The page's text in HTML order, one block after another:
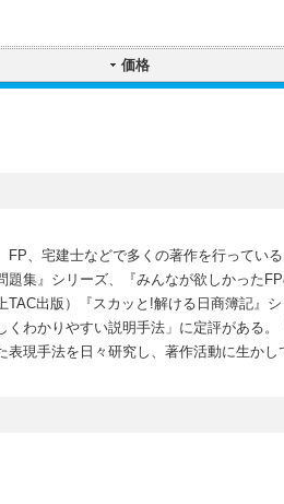
価格
、宅建士などで多くの著作を行ってい
集』シリーズ、『みんなが欲しかった
出版）『スカッと!解ける日商簿記』
わかりやすい説明手法」に定評がある
現手法を日々研究し、著作活動に生かし